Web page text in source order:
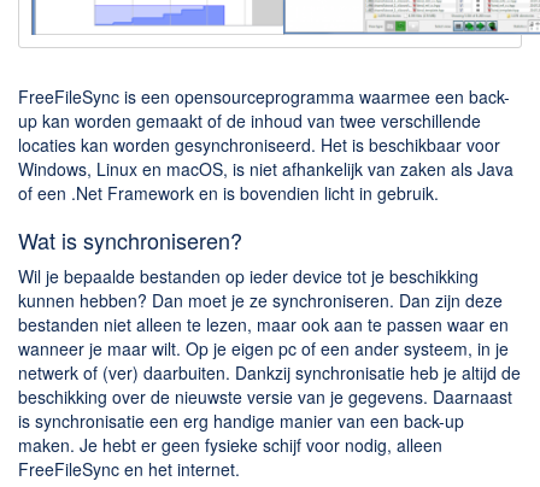
BitTorrent Clients
Nieuwslezers (Downloaden via usenet)
Onderhoud & Veiligheid
Computer opschonen
Veilig online
Productiviteit
Adresboek en contacten
Planning en organisatie
Tekst en Administratie
Overige
Algemeen
Chatten en bellen
FreeFileSync is een opensourceprogramma waarmee een back-
up kan worden gemaakt of de inhoud van twee verschillende
locaties kan worden gesynchroniseerd. Het is beschikbaar voor
Windows, Linux en macOS, is niet afhankelijk van zaken als Java
of een .Net Framework en is bovendien licht in gebruik.
Wat is synchroniseren?
Wil je bepaalde bestanden op ieder device tot je beschikking
kunnen hebben? Dan moet je ze synchroniseren. Dan zijn deze
bestanden niet alleen te lezen, maar ook aan te passen waar en
wanneer je maar wilt. Op je eigen pc of een ander systeem, in je
netwerk of (ver) daarbuiten. Dankzij synchronisatie heb je altijd de
beschikking over de nieuwste versie van je gegevens. Daarnaast
is synchronisatie een erg handige manier van een back-up
maken. Je hebt er geen fysieke schijf voor nodig, alleen
FreeFileSync en het internet.